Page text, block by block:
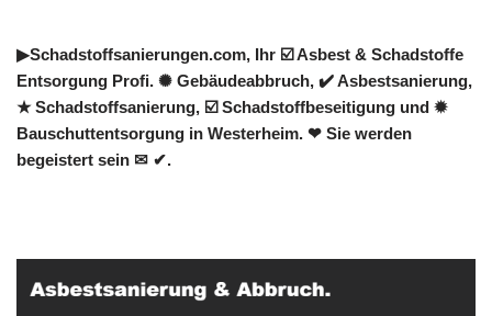
▶︎Schadstoffsanierungen.com, Ihr ☑️ Asbest & Schadstoffe
Entsorgung Profi. ✺ Gebäudeabbruch, ✔️ Asbestsanierung,
★ Schadstoffsanierung, ☑️ Schadstoffbeseitigung und ✹
Bauschuttentsorgung in Westerheim. ❤ Sie werden
begeistert sein ✉ ✔.